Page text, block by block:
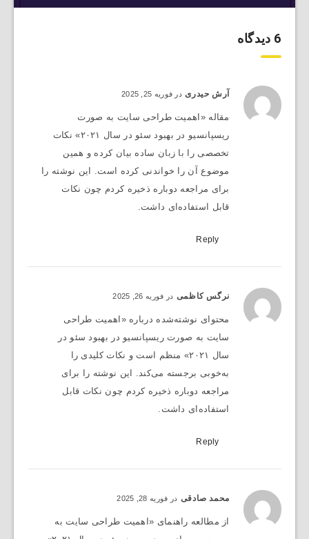
6 دیدگاه
آرش حیدری در فوریه 25, 2025
مقاله «اهمیت طراحی سایت به صورت
ریسپانسیو در بهبود سئو در سال ۲۰۲۱» نکات
تخصصی را با زبان ساده بیان کرده و همین
موضوع آن را خواندنی کرده است. این نوشته را
برای مراجعه دوباره ذخیره کردم چون نکات
قابل استفاده‌ای داشت.
Reply
نرگس کاظمی در فوریه 26, 2025
محتوای نوشته‌شده درباره «اهمیت طراحی
سایت به صورت ریسپانسیو در بهبود سئو در
سال ۲۰۲۱» منظم است و نکات کلیدی را
به‌خوبی برجسته می‌کند. این نوشته را برای
مراجعه دوباره ذخیره کردم چون نکات قابل
استفاده‌ای داشت.
Reply
محمد صادقی در فوریه 28, 2025
از مطالعه راهنمای «اهمیت طراحی سایت به